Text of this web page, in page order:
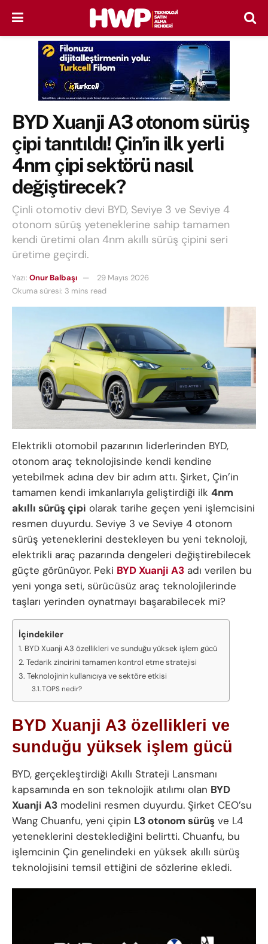
BYD Xuanji A3 otonom sürüş
çipi tanıtıldı! Çin’in ilk yerli
4nm çipi sektörü nasıl
değiştirecek?
Çinli otomotiv devi BYD, Seviye 3 ve Seviye 4
otonom sürüş yeteneklerine sahip tamamen
kendi üretimi olan 4nm akıllı sürüş çipini seri
üretime geçirdi.
Yazı: Onur Balbaşı
29 Mayıs 2026
Okuma süresi: 3 mins read
Elektrikli otomobil pazarının liderlerinden BYD,
otonom araç teknolojisinde kendi kendine
yetebilmek adına dev bir adım attı. Şirket, Çin’in
tamamen kendi imkanlarıyla geliştirdiği ilk 4nm
akıllı sürüş çipi olarak tarihe geçen yeni işlemcisini
resmen duyurdu. Seviye 3 ve Seviye 4 otonom
sürüş yeteneklerini destekleyen bu yeni teknoloji,
elektrikli araç pazarında dengeleri değiştirebilecek
güçte görünüyor. Peki BYD Xuanji A3 adı verilen bu
yeni yonga seti, sürücüsüz araç teknolojilerinde
taşları yerinden oynatmayı başarabilecek mi?
İçindekiler
BYD Xuanji A3 özellikleri ve sunduğu yüksek işlem gücü
Tedarik zincirini tamamen kontrol etme stratejisi
Teknolojinin kullanıcıya ve sektöre etkisi
TOPS nedir?
BYD Xuanji A3 özellikleri ve
sunduğu yüksek işlem gücü
BYD, gerçekleştirdiği Akıllı Strateji Lansmanı
kapsamında en son teknolojik atılımı olan BYD
Xuanji A3 modelini resmen duyurdu. Şirket CEO’su
Wang Chuanfu, yeni çipin L3 otonom sürüş ve L4
yeteneklerini desteklediğini belirtti. Chuanfu, bu
işlemcinin Çin genelindeki en yüksek akıllı sürüş
teknolojisini temsil ettiğini de sözlerine ekledi.